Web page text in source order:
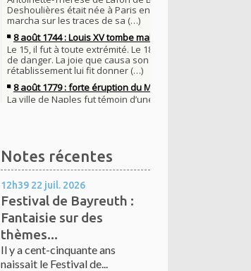
Notes récentes
12h39 22 juil. 2026
Festival de Bayreuth :
Fantaisie sur des
thèmes...
Il y a cent-cinquante ans
naissait le Festival de...